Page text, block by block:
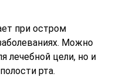
при остром
Можно
лечебной цели, но и
рта.